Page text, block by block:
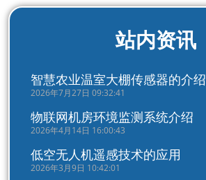
站内资讯
智慧农业温室大棚传感器的介绍
2026年7月27日 09:32:41
物联网机房环境监测系统介绍
2026年4月14日 16:00:43
低空无人机遥感技术的应用
2026年3月9日 10:42:01